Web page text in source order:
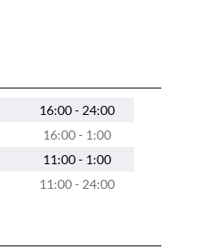
16:00 - 24:00
16:00 - 1:00
11:00 - 1:00
11:00 - 24:00